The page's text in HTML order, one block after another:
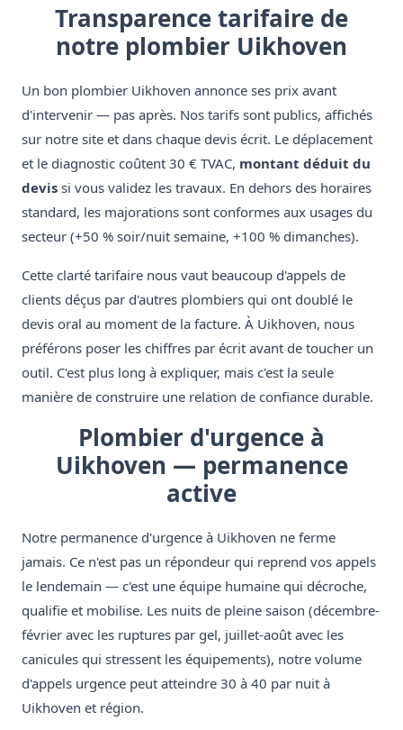
Transparence tarifaire de
notre plombier Uikhoven
Un bon plombier Uikhoven annonce ses prix avant
d'intervenir — pas après. Nos tarifs sont publics, affichés
sur notre site et dans chaque devis écrit. Le déplacement
et le diagnostic coûtent 30 € TVAC, montant déduit du
devis si vous validez les travaux. En dehors des horaires
standard, les majorations sont conformes aux usages du
secteur (+50 % soir/nuit semaine, +100 % dimanches).
Cette clarté tarifaire nous vaut beaucoup d'appels de
clients déçus par d'autres plombiers qui ont doublé le
devis oral au moment de la facture. À Uikhoven, nous
préférons poser les chiffres par écrit avant de toucher un
outil. C'est plus long à expliquer, mais c'est la seule
manière de construire une relation de confiance durable.
Plombier d'urgence à
Uikhoven — permanence
active
Notre permanence d'urgence à Uikhoven ne ferme
jamais. Ce n'est pas un répondeur qui reprend vos appels
le lendemain — c'est une équipe humaine qui décroche,
qualifie et mobilise. Les nuits de pleine saison (décembre-
février avec les ruptures par gel, juillet-août avec les
canicules qui stressent les équipements), notre volume
d'appels urgence peut atteindre 30 à 40 par nuit à
Uikhoven et région.